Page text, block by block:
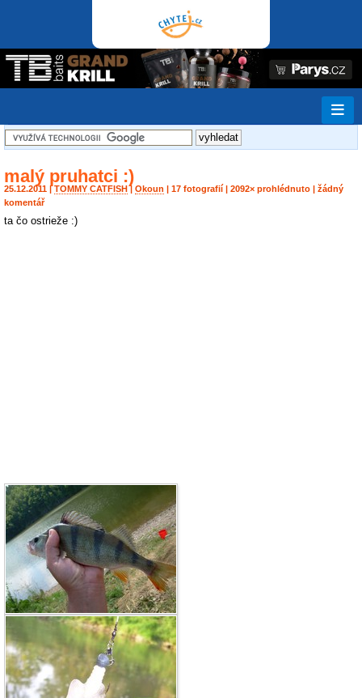
malý pruhatci :)
25.12.2011 |TOMMY CATFISH | Okoun | 17 fotografií | 2092× prohlédnuto | žádný
komentář
ta čo ostrieže :)